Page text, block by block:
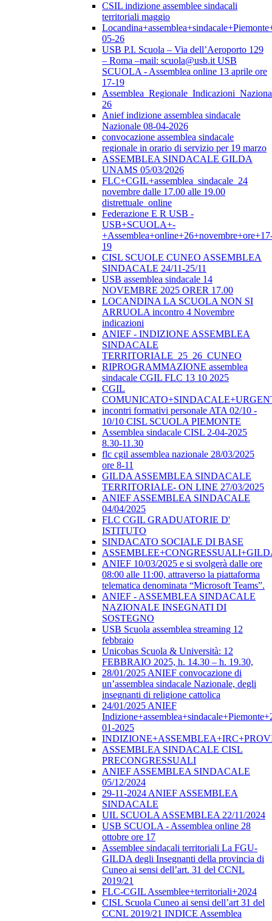
CSIL indizione assemblee sindacali
territoriali maggio
05-26
USB P.I. Scuola – Via dell’Aeroporto 129
– Roma –mail: scuola@usb.it USB
SCUOLA - Assemblea online 13 aprile ore
17-19
26
Anief indizione assemblea sindacale
Nazionale 08-04-2026
convocazione assemblea sindacale
regionale in orario di servizio per 19 marzo
ASSEMBLEA SINDACALE GILDA
UNAMS 05/03/2026
FLC+CGIL+assemblea_sindacale_24
novembre dalle 17.00 alle 19.00
distrettuale_online
Federazione E R USB -
USB+SCUOLA+-
19
CISL SCUOLE CUNEO ASSEMBLEA
SINDACALE 24/11-25/11
USB assemblea sindacale 14
NOVEMBRE 2025 ORER 17.00
LOCANDINA LA SCUOLA NON SI
ARRUOLA incontro 4 Novembre
indicazioni
ANIEF - INDIZIONE ASSEMBLEA
SINDACALE
TERRITORIALE_25_26_CUNEO
RIPROGRAMMAZIONE assemblea
sindacale CGIL FLC 13 10 2025
CGIL
incontri formativi personale ATA 02/10 -
10/10 CISL SCUOLA PIEMONTE
Assemblea sindacale CISL 2-04-2025
8.30-11.30
flc cgil assemblea nazionale 28/03/2025
ore 8-11
GILDA ASSEMBLEA SINDACALE
TERRITORIALE- ON LINE 27/03/2025
ANIEF ASSEMBLEA SINDACALE
04/04/2025
FLC CGIL GRADUATORIE D'
ISTITUTO
SINDACATO SOCIALE DI BASE
ANIEF 10/03/2025 e si svolgerà dalle ore
08:00 alle 11:00, attraverso la piattaforma
telematica denominata “Microsoft Teams”.
ANIEF - ASSEMBLEA SINDACALE
NAZIONALE INSEGNATI DI
SOSTEGNO
USB Scuola assemblea streaming 12
febbraio
Unicobas Scuola & Università: 12
FEBBRAIO 2025, h. 14.30 – h. 19.30,
28/01/2025 ANIEF convocazione di
un’assemblea sindacale Nazionale, degli
insegnanti di religione cattolica
24/01/2025 ANIEF
01-2025
ASSEMBLEA SINDACALE CISL
PRECONGRESSUALI
ANIEF ASSEMBLEA SINDACALE
05/12/2024
29-11-2024 ANIEF ASSEMBLEA
SINDACALE
UIL SCUOLA ASSEMBLEA 22/11/2024
USB SCUOLA - Assemblea online 28
ottobre ore 17
Assemblee sindacali territoriali La FGU-
GILDA degli Insegnanti della provincia di
Cuneo ai sensi dell’art. 31 del CCNL
2019/21
FLC-CGIL Assemblee+territoriali+2024
CISL Scuola Cuneo ai sensi dell’art 31 del
CCNL 2019/21 INDICE Assemblea